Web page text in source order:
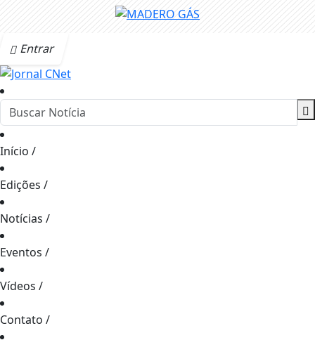
Entrar
Início /
Edições /
Notícias /
Eventos /
Vídeos /
Contato /